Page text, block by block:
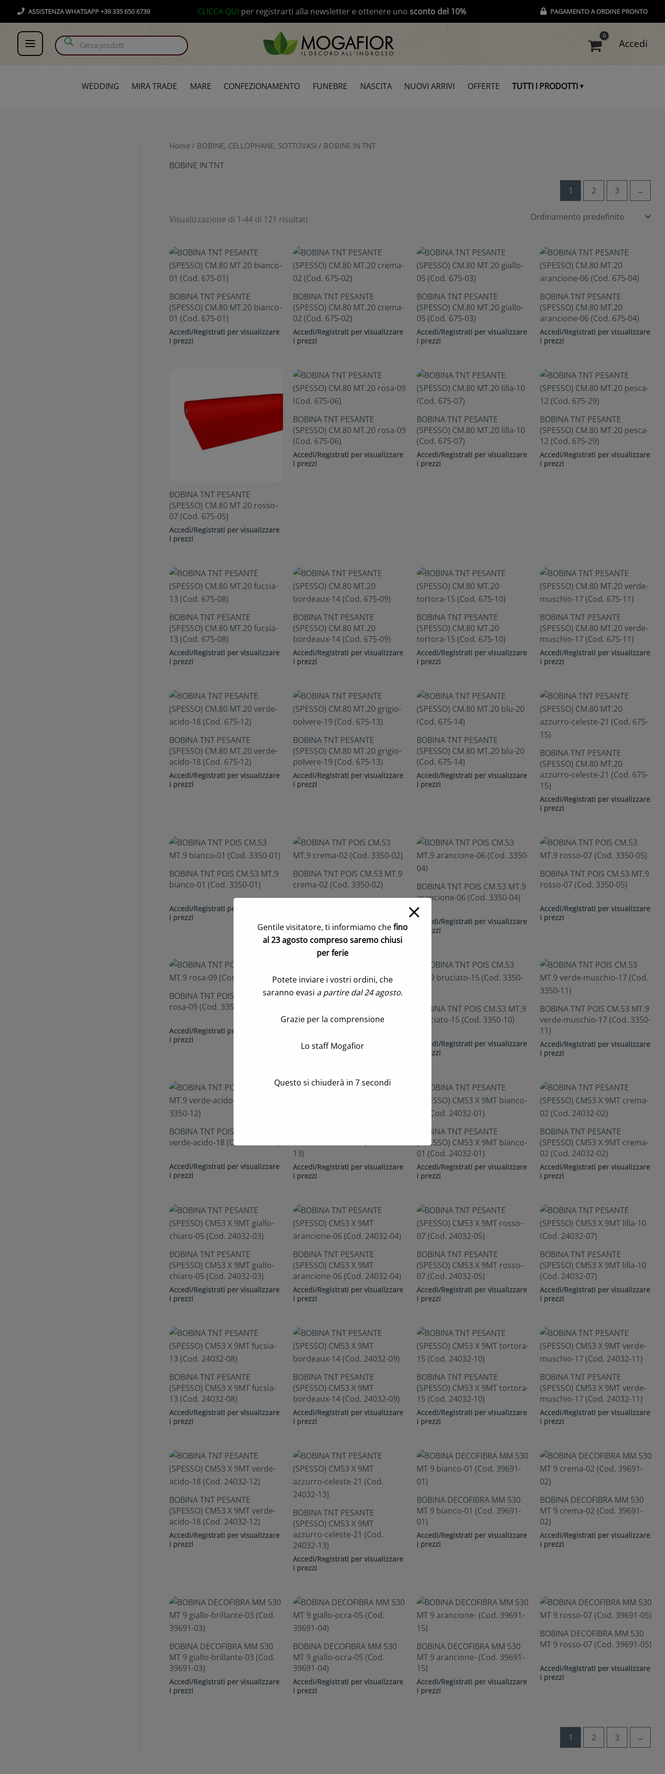
contenuto
ASSISTENZA WHATSAPP +39 335 650 6739 CLICCA QUI per registrarti alla newsletter e ottenere uno sconto del 10% PAGAMENTO A ORDINE PRONTO
Products search Accedi
WEDDING MIRA TRADE MARE CONFEZIONAMENTO FUNEBRE NASCITA NUOVI ARRIVI OFFERTE TUTTI I PRODOTTI
Home / BOBINE, CELLOPHANE, SOTTOVASI / BOBINE IN TNT
BOBINE IN TNT
1 2 3 →
Visualizzazione di 1-44 di 121 risultati
BOBINA TNT PESANTE
(SPESSO) CM.80 MT.20 bianco-
01 (Cod. 675-01)
Accedi/Registrati per visualizzare
i prezzi
BOBINA TNT PESANTE
(SPESSO) CM.80 MT.20 crema-
02 (Cod. 675-02)
Accedi/Registrati per visualizzare
i prezzi
BOBINA TNT PESANTE
(SPESSO) CM.80 MT.20 giallo-
05 (Cod. 675-03)
Accedi/Registrati per visualizzare
i prezzi
BOBINA TNT PESANTE
(SPESSO) CM.80 MT.20
arancione-06 (Cod. 675-04)
Accedi/Registrati per visualizzare
i prezzi
BOBINA TNT PESANTE
(SPESSO) CM.80 MT.20 rosso-
07 (Cod. 675-05)
Accedi/Registrati per visualizzare
i prezzi
BOBINA TNT PESANTE
(SPESSO) CM.80 MT.20 rosa-09
(Cod. 675-06)
Accedi/Registrati per visualizzare
i prezzi
BOBINA TNT PESANTE
(SPESSO) CM.80 MT.20 lilla-10
(Cod. 675-07)
Accedi/Registrati per visualizzare
i prezzi
BOBINA TNT PESANTE
(SPESSO) CM.80 MT.20 pesca-
12 (Cod. 675-29)
Accedi/Registrati per visualizzare
i prezzi
BOBINA TNT PESANTE
(SPESSO) CM.80 MT.20 fucsia-
13 (Cod. 675-08)
Accedi/Registrati per visualizzare
i prezzi
BOBINA TNT PESANTE
(SPESSO) CM.80 MT.20
bordeaux-14 (Cod. 675-09)
Accedi/Registrati per visualizzare
i prezzi
BOBINA TNT PESANTE
(SPESSO) CM.80 MT.20
tortora-15 (Cod. 675-10)
Accedi/Registrati per visualizzare
i prezzi
BOBINA TNT PESANTE
(SPESSO) CM.80 MT.20 verde-
muschio-17 (Cod. 675-11)
Accedi/Registrati per visualizzare
i prezzi
BOBINA TNT PESANTE
(SPESSO) CM.80 MT.20 verde-
acido-18 (Cod. 675-12)
Accedi/Registrati per visualizzare
i prezzi
BOBINA TNT PESANTE
(SPESSO) CM.80 MT.20 grigio-
polvere-19 (Cod. 675-13)
Accedi/Registrati per visualizzare
i prezzi
BOBINA TNT PESANTE
(SPESSO) CM.80 MT.20 blu-20
(Cod. 675-14)
Accedi/Registrati per visualizzare
i prezzi
BOBINA TNT PESANTE
(SPESSO) CM.80 MT.20
azzurro-celeste-21 (Cod. 675-
15)
Accedi/Registrati per visualizzare
i prezzi
BOBINA TNT POIS CM.53 MT.9
bianco-01 (Cod. 3350-01)
Accedi/Registrati per visualizzare
i prezzi
BOBINA TNT POIS CM.53 MT.9
crema-02 (Cod. 3350-02)
BOBINA TNT POIS CM.53 MT.9
arancione-06 (Cod. 3350-04)
Accedi/Registrati per visualizzare
i prezzi
BOBINA TNT POIS CM.53 MT.9
rosso-07 (Cod. 3350-05)
Accedi/Registrati per visualizzare
i prezzi
BOBINA TNT POIS CM.53 MT.9
rosa-09 (Cod. 3350-06)
Accedi/Registrati per visualizzare
i prezzi
BOBINA TNT POIS CM.53 MT.9
BOBINA TNT POIS CM.53 MT.9
bruciato-15 (Cod. 3350-10)
Accedi/Registrati per visualizzare
i prezzi
BOBINA TNT POIS CM.53 MT.9
verde-muschio-17 (Cod. 3350-
11)
Accedi/Registrati per visualizzare
i prezzi
BOBINA TNT POIS CM.53 MT.9
verde-acido-18 (Cod. 3350-12)
Accedi/Registrati per visualizzare
i prezzi
13)
Accedi/Registrati per visualizzare
i prezzi
BOBINA TNT PESANTE
(SPESSO) CM53 X 9MT bianco-
01 (Cod. 24032-01)
Accedi/Registrati per visualizzare
i prezzi
BOBINA TNT PESANTE
(SPESSO) CM53 X 9MT crema-
02 (Cod. 24032-02)
Accedi/Registrati per visualizzare
i prezzi
BOBINA TNT PESANTE
(SPESSO) CM53 X 9MT giallo-
chiaro-05 (Cod. 24032-03)
Accedi/Registrati per visualizzare
i prezzi
BOBINA TNT PESANTE
(SPESSO) CM53 X 9MT
arancione-06 (Cod. 24032-04)
Accedi/Registrati per visualizzare
i prezzi
BOBINA TNT PESANTE
(SPESSO) CM53 X 9MT rosso-
07 (Cod. 24032-05)
Accedi/Registrati per visualizzare
i prezzi
BOBINA TNT PESANTE
(SPESSO) CM53 X 9MT lilla-10
(Cod. 24032-07)
Accedi/Registrati per visualizzare
i prezzi
BOBINA TNT PESANTE
(SPESSO) CM53 X 9MT fucsia-
13 (Cod. 24032-08)
Accedi/Registrati per visualizzare
i prezzi
BOBINA TNT PESANTE
(SPESSO) CM53 X 9MT
bordeaux-14 (Cod. 24032-09)
Accedi/Registrati per visualizzare
i prezzi
BOBINA TNT PESANTE
(SPESSO) CM53 X 9MT tortora-
15 (Cod. 24032-10)
Accedi/Registrati per visualizzare
i prezzi
BOBINA TNT PESANTE
(SPESSO) CM53 X 9MT verde-
muschio-17 (Cod. 24032-11)
Accedi/Registrati per visualizzare
i prezzi
BOBINA TNT PESANTE
(SPESSO) CM53 X 9MT verde-
acido-18 (Cod. 24032-12)
Accedi/Registrati per visualizzare
i prezzi
BOBINA TNT PESANTE
(SPESSO) CM53 X 9MT
azzurro-celeste-21 (Cod.
24032-13)
Accedi/Registrati per visualizzare
i prezzi
BOBINA DECOFIBRA MM 530
MT 9 bianco-01 (Cod. 39691-
01)
Accedi/Registrati per visualizzare
i prezzi
BOBINA DECOFIBRA MM 530
MT 9 crema-02 (Cod. 39691-
02)
Accedi/Registrati per visualizzare
i prezzi
BOBINA DECOFIBRA MM 530
MT 9 giallo-brillante-03 (Cod.
39691-03)
Accedi/Registrati per visualizzare
i prezzi
BOBINA DECOFIBRA MM 530
MT 9 giallo-ocra-05 (Cod.
39691-04)
Accedi/Registrati per visualizzare
i prezzi
BOBINA DECOFIBRA MM 530
MT 9 arancione- (Cod. 39691-
15)
Accedi/Registrati per visualizzare
i prezzi
BOBINA DECOFIBRA MM 530
MT 9 rosso-07 (Cod. 39691-05)
Accedi/Registrati per visualizzare
i prezzi
1 2 3 →
Gentile visitatore, ti informiamo chefino
al 23 agosto compreso saremo chiusi
per ferie
Potete inviare i vostri ordini, che
saranno evasi a partire dal 24 agosto.
Grazie per la comprensione
Lo staff Mogafior
Questo si chiuderà in 6secondi